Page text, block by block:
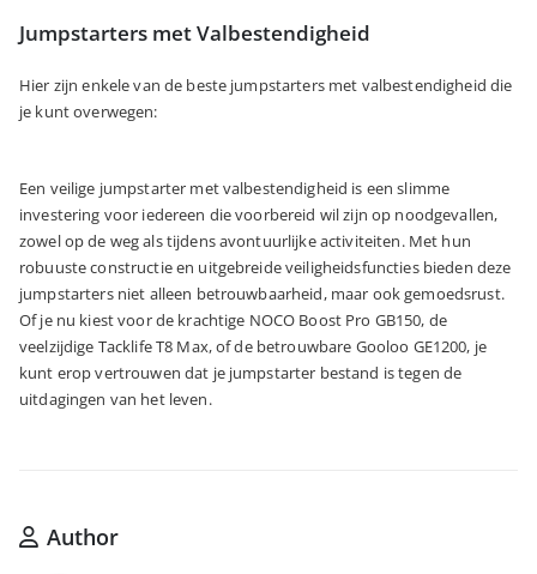
Jumpstarters met Valbestendigheid
Hier zijn enkele van de beste jumpstarters met valbestendigheid die
je kunt overwegen:
Een veilige jumpstarter met valbestendigheid is een slimme
investering voor iedereen die voorbereid wil zijn op noodgevallen,
zowel op de weg als tijdens avontuurlijke activiteiten. Met hun
robuuste constructie en uitgebreide veiligheidsfuncties bieden deze
jumpstarters niet alleen betrouwbaarheid, maar ook gemoedsrust.
Of je nu kiest voor de krachtige NOCO Boost Pro GB150, de
veelzijdige Tacklife T8 Max, of de betrouwbare Gooloo GE1200, je
kunt erop vertrouwen dat je jumpstarter bestand is tegen de
uitdagingen van het leven.
Author